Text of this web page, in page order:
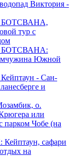
Виктория -
тур с
Южной
- Сан-
и
о.
или
парком Чобе (на
сафари
на